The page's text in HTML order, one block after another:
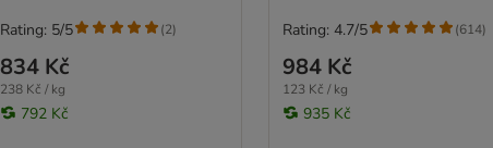
834 Kč
238 Kč / kg
792 Kč
Rating: 5/5 (2)
984 Kč
123 Kč / kg
935 Kč
Rating: 4.7/5 (614)